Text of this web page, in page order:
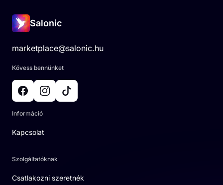
Salonic
marketplace@salonic.hu
Kövess bennünket
Információ
Kapcsolat
Szolgáltatóknak
Csatlakozni szeretnék